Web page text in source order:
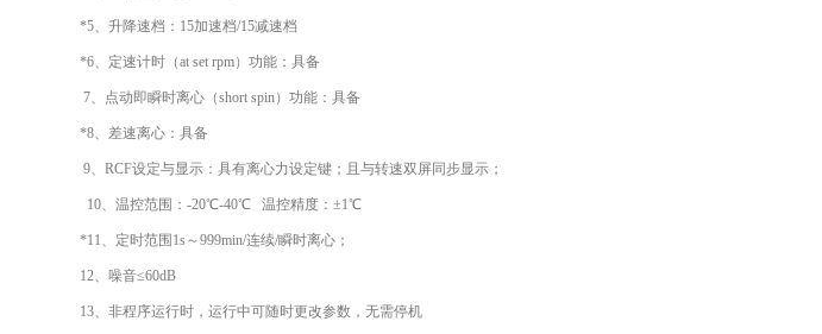
*5、升降速档： 15加速档/15减速档
*6、定速计时 （at set rpm）功能 ：具备
7、 点动即瞬时离心 （short spin）功能 ：具备
*8、 差速离心 ：具备
9、RCF设定与显示：具有离心力设定键 ； 且与转速双屏同步显示；
10、温控范围：-20℃-40℃ 温控精度：±1℃
*11、定时范围1s～999min/连续/瞬时离心；
12、噪音≤60dB
13、非程序运行时，运行中可随时更改参数，无需停机